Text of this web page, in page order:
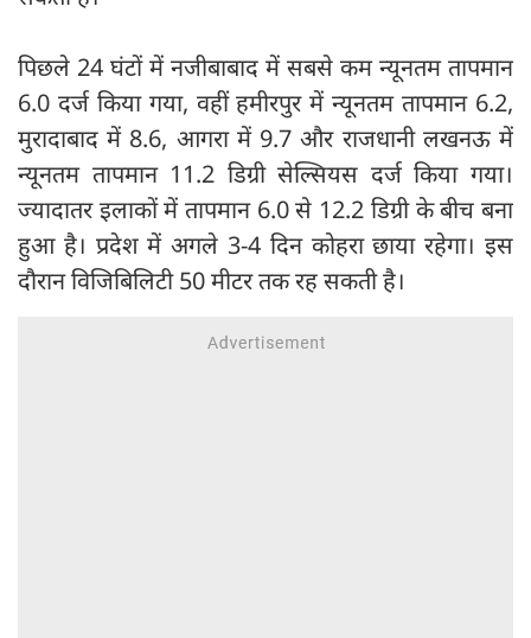
पिछले 24 घंटों में नजीबाबाद में सबसे कम न्यूनतम तापमान
6.0 दर्ज किया गया, वहीं हमीरपुर में न्यूनतम तापमान 6.2,
मुरादाबाद में 8.6, आगरा में 9.7 और राजधानी लखनऊ में
न्यूनतम तापमान 11.2 डिग्री सेल्सियस दर्ज किया गया।
ज्यादातर इलाकों में तापमान 6.0 से 12.2 डिग्री के बीच बना
हुआ है। प्रदेश में अगले 3-4 दिन कोहरा छाया रहेगा। इस
दौरान विजिबिलिटी 50 मीटर तक रह सकती है।